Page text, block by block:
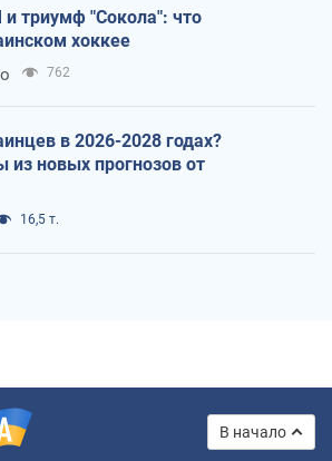
триумф "Сокола": что
хоккее
762
в 2026-2028 годах?
новых прогнозов от
16,5 т.
В начало